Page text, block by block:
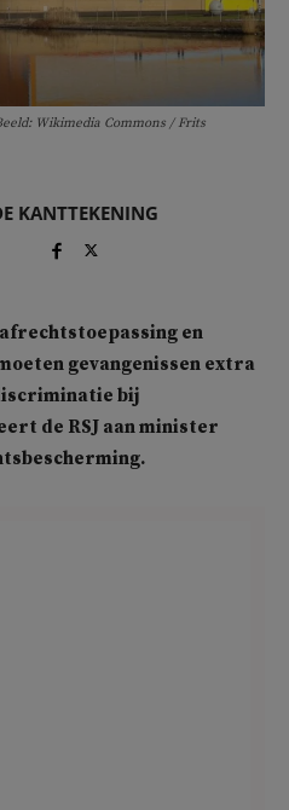
Wikimedia Commons / Frits
KANTTEKENING
en
gevangenissen extra
bij
de RSJ aan minister